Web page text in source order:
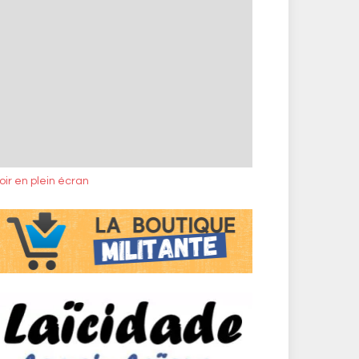
en plein écran